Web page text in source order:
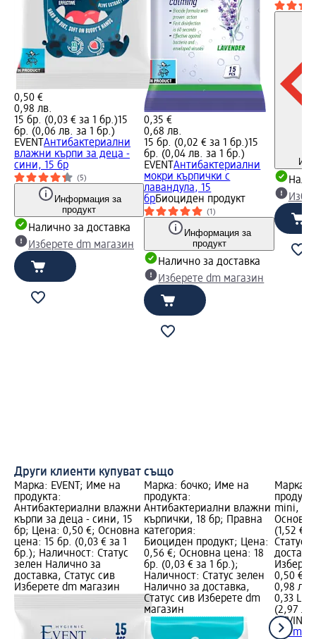
0,50 €
0,98 лв.
15 бр. (0,03 € за 1 бр.)15
бр. (0,06 лв. за 1 бр.)
EVENT Антибактериални
влажни кърпи за деца -
сини, 15 бр
(5)
Информация за
продукт
Налично за доставка
Изберете dm магазин
0,35 €
0,68 лв.
15 бр. (0,02 € за 1 бр.)15
бр. (0,04 лв. за 1 бр.)
EVENTАнтибактериални
мокри кърпички с
лавандула, 15
брБиоциден продукт
(1)
Информация за
продукт
Налично за доставка
Изберете dm магазин
Други клиенти купуват също
Марка: EVENT; Име на
продукта:
Антибактериални влажни
кърпи за деца - сини, 15
бр; Цена: 0,50 €; Основна
цена: 15 бр. (0,03 € за 1
бр.); Наличност: Статус
зелен Налично за
доставка, Статус сив
Изберете dm магазин
Марка: бочко; Име на
продукта:
Aнтибактериални влажни
кърпички, 18 бр; Правна
категория:
Биоциден продукт; Цена:
0,56 €; Основна цена: 18
бр. (0,03 € за 1 бр.);
Наличност: Статус зелен
Налично за доставка,
Статус сив Изберете dm
магазин
Марка:
mini,
(1,52 €
Статус
0,50 €
0,98 лв.
0,33 L
(2,97
DEVIN
330 ml